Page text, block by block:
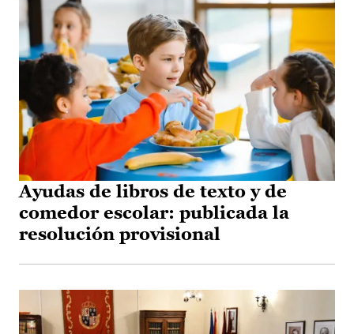
Ayudas de libros de texto y de
comedor escolar: publicada la
resolución provisional